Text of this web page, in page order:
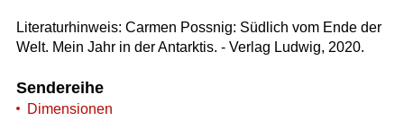
Literaturhinweis: Carmen Possnig: Südlich vom Ende der
Welt. Mein Jahr in der Antarktis. - Verlag Ludwig, 2020.
Sendereihe
Dimensionen